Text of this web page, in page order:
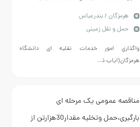
ذهاب)هرمزگان / بندرعباس
حمل و نقل زمینی
واگذاري امور خدمات نقلیه ای دانشگاه
هرمزگان(اياب ذ...
مناقصه عمومی یک مرحله ای
بارگیری،حمل وتخلیه مقدار30هزارتن از